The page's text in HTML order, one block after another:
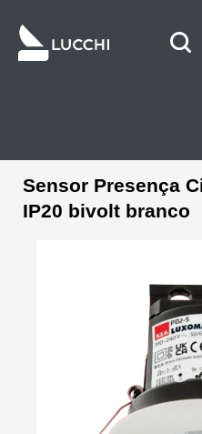
Sensor Presença
IP20 bivolt branco